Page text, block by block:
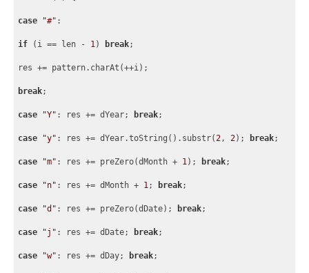
case "#" :
if (i == len - 1 ) break;
res += pattern.charAt(++i);
break;
case "Y" : res += dYear; break;
case "y" : res += dYear.toString().substr( 2 , 2); break;
case "m" : res += preZero(dMonth + 1 ); break;
case "n" : res += dMonth + 1 ; break;
case "d" : res += preZero(dDate); break;
case "j" : res += dDate; break;
case "w" : res += dDay; break;